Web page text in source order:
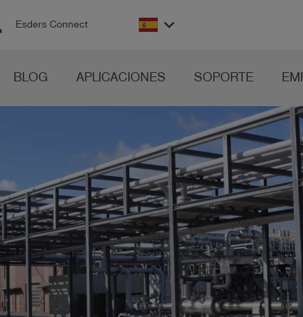
Esders Connect keyboard_arrow_down
BLOG APLICACIONES SOPORTE